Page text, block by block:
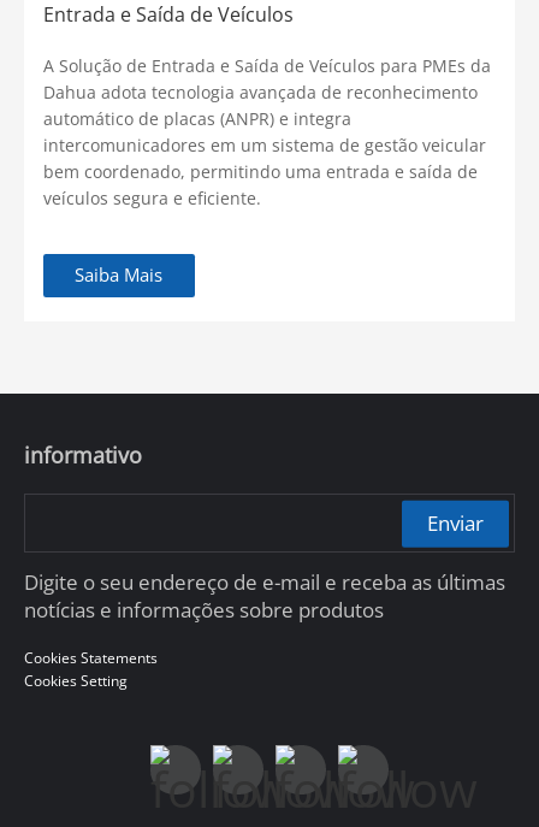
Entrada e Saída de Veículos
A Solução de Entrada e Saída de Veículos para PMEs da
Dahua adota tecnologia avançada de reconhecimento
automático de placas (ANPR) e integra
intercomunicadores em um sistema de gestão veicular
bem coordenado, permitindo uma entrada e saída de
veículos segura e eficiente.
Saiba Mais
informativo
Enviar
Digite o seu endereço de e-mail e receba as últimas
notícias e informações sobre produtos
Cookies Statements
Cookies Setting